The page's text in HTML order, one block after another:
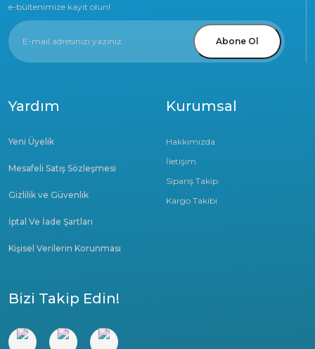
e-bültenimize kayıt olun!
Abone Ol
Kurumsal
Hakkımızda
İletişim
Sipariş Takip
Kargo Takibi
Yardım
Yeni Üyelik
Mesafeli Satış Sözleşmesi
Gizlilik ve Güvenlik
İptal Ve İade Şartları
Kişisel Verilerin Korunması
Bizi Takip Edin!